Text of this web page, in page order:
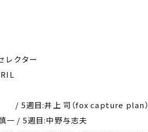
レクター
/ 5週目:井上 司（fox capture plan）
一 / 5週目:中野与志夫